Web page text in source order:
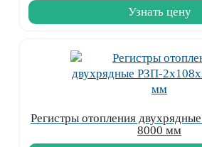
Узнать цену
Регистры отопления
8000 мм